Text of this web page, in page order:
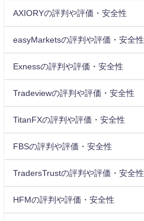
AXIORYの評判や評価・安全性
easyMarketsの評判や評価・安全性
Exnessの評判や評価・安全性
Tradeviewの評判や評価・安全性
TitanFXの評判や評価・安全性
FBSの評判や評価・安全性
TradersTrustの評判や評価・安全性
HFMの評判や評価・安全性